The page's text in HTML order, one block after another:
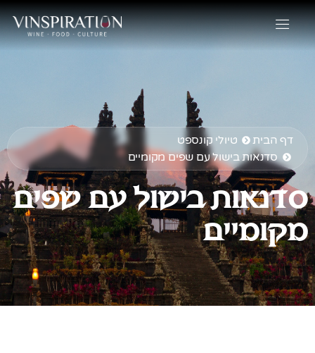
דף הבית
טיולי קונספט
סדנאות בישול עם שפים מקומיים
סדנאות בישול עם שפים
מקומיים